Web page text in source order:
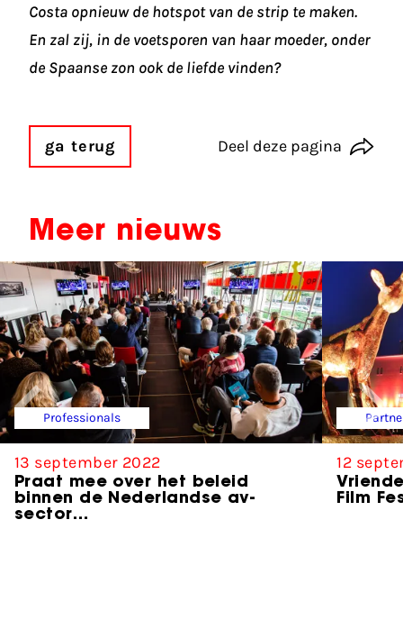
Costa opnieuw de hotspot van de strip te maken.
En zal zij, in de voetsporen van haar moeder, onder
de Spaanse zon ook de liefde vinden?
ga terug Deel deze pagina
Meer nieuws
Professionals
13 september 2022
Praat mee over het beleid
binnen de Nederlandse av-
sector…
12
Film